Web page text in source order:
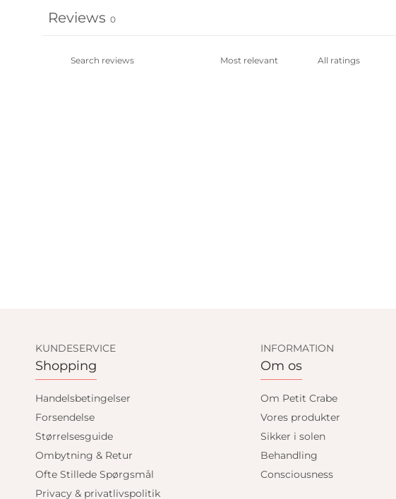
Reviews 0
KUNDESERVICE
Shopping
Handelsbetingelser
Forsendelse
Størrelsesguide
Ombytning & Retur
Ofte Stillede Spørgsmål
Privacy & privatlivspolitik
INFORMATION
Om os
Om Petit Crabe
Vores produkter
Sikker i solen
Behandling
Consciousness